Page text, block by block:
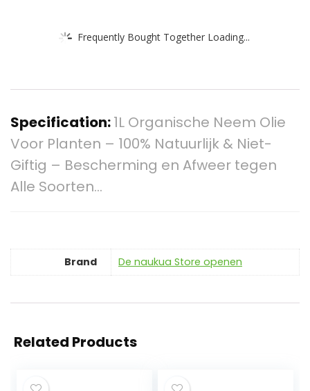
Frequently Bought Together Loading...
Specification:1L Organische Neem Olie
Voor Planten – 100% Natuurlijk & Niet-
Giftig – Bescherming en Afweer tegen
Alle Soorten…
Brand De naukua Store openen
Related Products